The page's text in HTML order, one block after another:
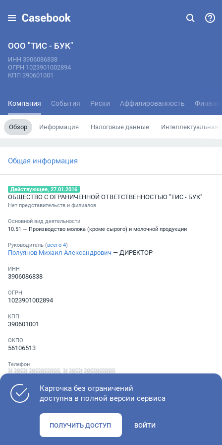
ООО "ТИС - БУК"
ИНН 3906086838
ОГРН 1023901002894
КПП 390601001
Компания События Риски Аффилированность
Обзор Информация Налоговые данные Интеллектуальная
Общая информация
Действующее, 27.01.2016
ОБЩЕСТВО С ОГРАНИЧЕННОЙ ОТВЕТСТВЕННОСТЬЮ "ТИС - БУК"
Нет представительств и филиалов
Основной вид деятельности
10.51 — Производство молока (кроме сырого) и молочной продукции
Руководитель (всего 4)
Полуянов Михаил Александрович — ДИРЕКТОР
ИНН
3906086838
ОГРН
1023901002894
КПП
390601001
ОКПО
56106513
Телефон
░ ░░░ ░░░░░░░, ░ ░░░ ░░░░░░░
Проверьте учредительные документы, адрес регистрации и
Карточка без ограничений
доступна в полной версии сервиса
ПОЛУЧИТЬ ДОСТУП ВОЙТИ